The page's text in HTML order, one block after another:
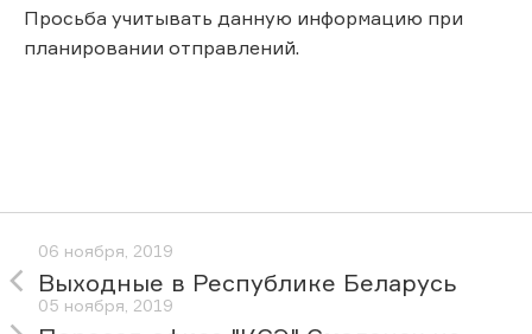
Просьба учитывать данную информацию при
планировании отправлений.
06 ноября, 2019
Выходные в Республике Беларусь
05 ноября, 2019